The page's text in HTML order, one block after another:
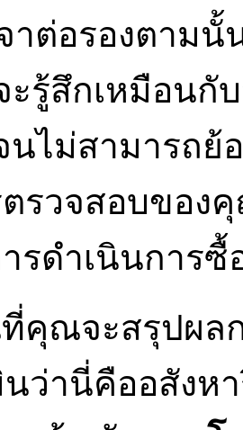
าต่อรองตาม
ะรู้สึกเหมือนกั
นไม่สามารถย้
ตรวจสอบของ
ารดำเนินการ
คุณจะสรุปผล
นว่านี่คืออสัง